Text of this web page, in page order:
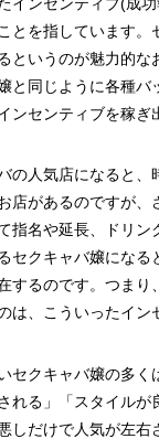
お給料明細」公
い合わせ
ト
ィヴィッド
求人
とを指しています。
というのが魅力的な
と同じように各種バ
ンセンティブを稼ぎ
の人気店になると、
店があるのですが、
指名や延長、ドリン
セクキャバ嬢になる
するのです。つまり
は、こういったイ
セクキャバ嬢の多く
れる」「スタイルが
しだけで人気が左右